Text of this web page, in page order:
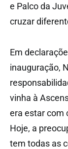
e Palco da
cruzar
Em
inauguração,
vinha à
era estar com
Hoje, a
tem todas as